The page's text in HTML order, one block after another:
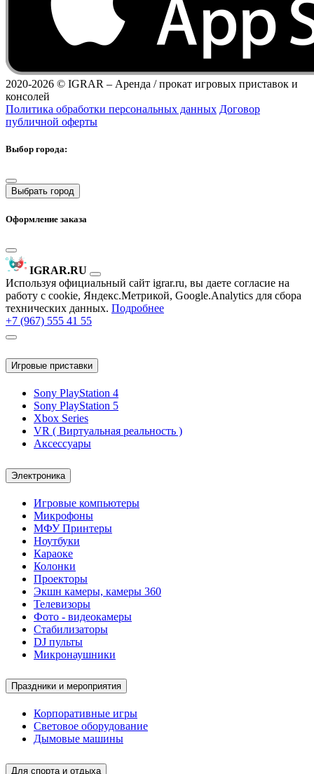
2020-2026 © IGRAR – Аренда / прокат игровых приставок и
консолей
Политика обработки персональных данных Договор
публичной оферты
Выбор города:
Выбрать город
Оформление заказа
IGRAR.RU
Используя официальный сайт igrar.ru, вы даете согласие на
работу с cookie, Яндекс.Метрикой, Google.Analytics для сбора
технических данных. Подробнее
+7 (967) 555 41 55
Игровые приставки
Sony PlayStation 4
Sony PlayStation 5
Xbox Series
VR ( Виртуальная реальность )
Аксессуары
Электроника
Игровые компьютеры
Микрофоны
МФУ Принтеры
Ноутбуки
Караоке
Колонки
Проекторы
Экшн камеры, камеры 360
Телевизоры
Фото - видеокамеры
Стабилизаторы
DJ пульты
Микронаушники
Праздники и мероприятия
Корпоративные игры
Световое оборудование
Дымовые машины
Для спорта и отдыха